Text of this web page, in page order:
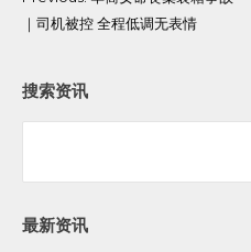
navigation
｜司机被控 全程低调无表情
搜索资讯
最新资讯